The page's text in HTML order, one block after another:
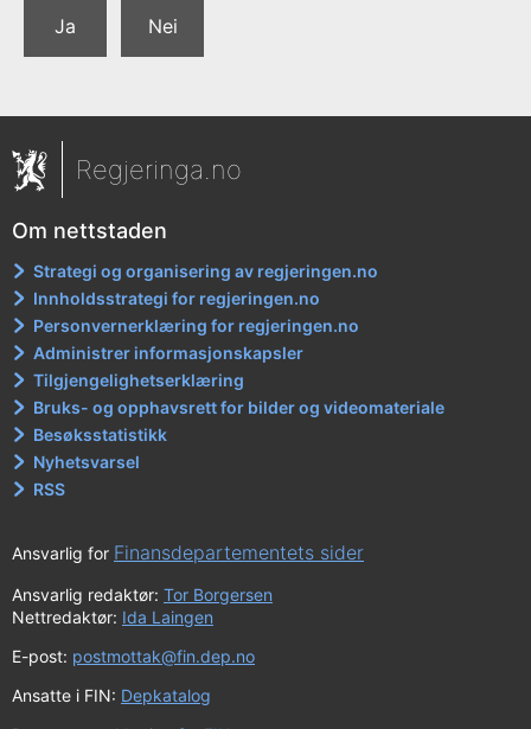
Ja Nei
Regjeringa.no
Om nettstaden
Strategi og organisering av regjeringen.no
Innholdsstrategi for regjeringen.no
Personvernerklæring for regjeringen.no
Administrer informasjonskapsler
Tilgjengelighetserklæring
Bruks- og opphavsrett for bilder og videomateriale
Besøksstatistikk
Nyhetsvarsel
RSS
Ansvarlig for Finansdepartementets sider
Ansvarlig redaktør: Tor Borgersen
Nettredaktør: Ida Laingen
E-post: postmottak@fin.dep.no
Ansatte i FIN: Depkatalog